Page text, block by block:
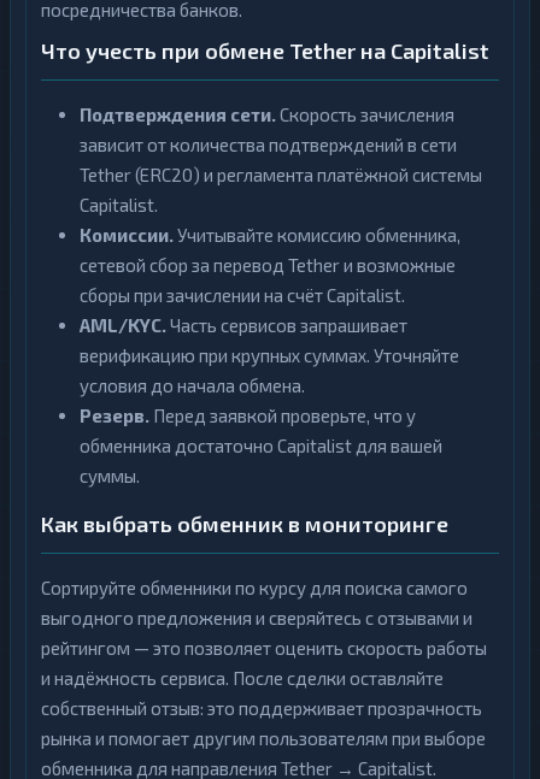
посредничества банков.
Что учесть при обмене Tether на Capitalist
Подтверждения сети.Скорость зачисления
зависит от количества подтверждений в сети
Tether (ERC20) и регламента платёжной системы
Capitalist.
Комиссии.Учитывайте комиссию обменника,
сетевой сбор за перевод Tether и возможные
сборы при зачислении на счёт Capitalist.
AML/KYC.Часть сервисов запрашивает
верификацию при крупных суммах. Уточняйте
условия до начала обмена.
Резерв. Перед заявкой проверьте, что у
обменника достаточно Capitalist для вашей
суммы.
Как выбрать обменник в мониторинге
Сортируйте обменники по курсу для поиска самого
выгодного предложения и сверяйтесь с отзывами и
рейтингом — это позволяет оценить скорость работы
и надёжность сервиса. После сделки оставляйте
собственный отзыв: это поддерживает прозрачность
рынка и помогает другим пользователям при выборе
обменника для направления Tether → Capitalist.